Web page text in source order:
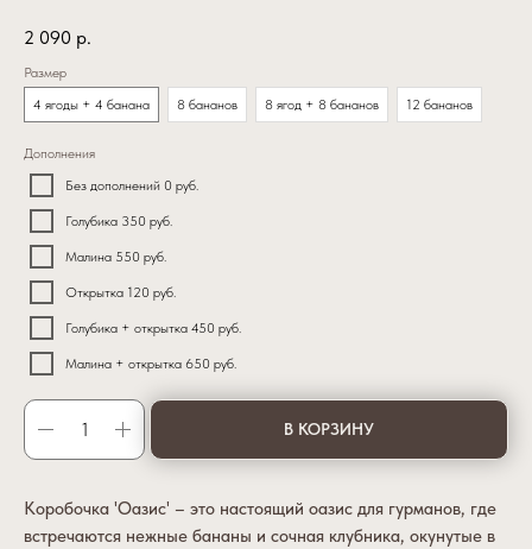
2 090 р.
Размер
4 ягоды + 4 банана
8 бананов 8 ягод + 8 бананов 12 бананов
Дополнения
Без дополнений 0 руб.
Голубика 350 руб.
Малина 550 руб.
Открытка 120 руб.
Голубика + открытка 450 руб.
Малина + открытка 650 руб.
В КОРЗИНУ
Коробочка 'Оазис' – это настоящий оазис для гурманов, где
встречаются нежные бананы и сочная клубника, окунутые в